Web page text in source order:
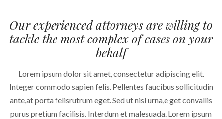
Our experienced attorneys are willing to
tackle the most complex of cases on your
behalf
Lorem ipsum dolor sit amet, consectetur adipiscing elit.
Integer commodo sapien felis. Pellentes faucibus sollicitudin
ante,at porta felisrutrum eget. Sed ut nisl urna,e get convallis
purus pretium facilisis. Interdum et malesuada. Lorem ipsum